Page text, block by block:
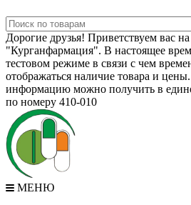
Дорогие друзья! Приветствуем вас
"Курганфармация". В настоящее
тестовом режиме в связи с чем
отображаться наличие товара и
информацию можно получить в
по номеру 410-010
МЕНЮ